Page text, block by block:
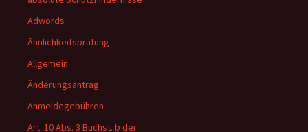
Adwords
Ähnlichkeitsprüfung
Allgemein
Änderungsantrag
Anmeldegebühren
Art. 10 Abs. 3 Buchst. b der